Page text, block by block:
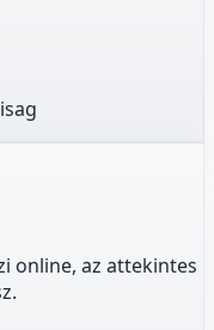
online, az attekintes